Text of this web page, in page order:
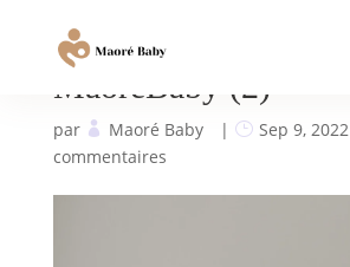
MaoréBaby (2)
par Maoré Baby | Sep 9, 2022
commentaires